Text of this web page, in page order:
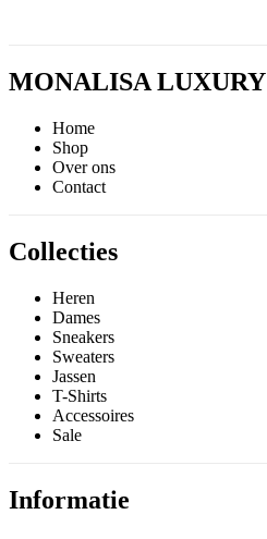
MONALISA LUXURY
Home
Shop
Over ons
Contact
Collecties
Heren
Dames
Sneakers
Sweaters
Jassen
T-Shirts
Accessoires
Sale
Informatie